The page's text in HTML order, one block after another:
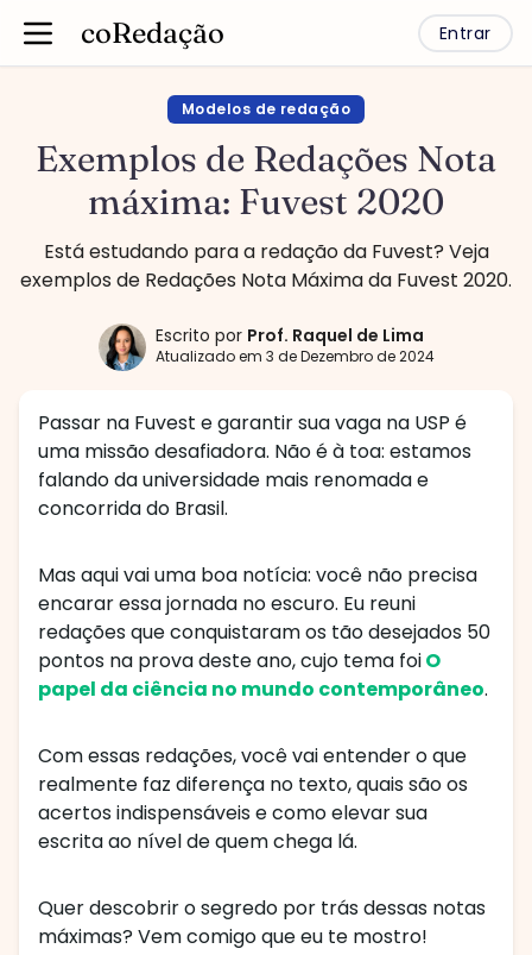
Entrar
coRedação
Modelos de redação
Exemplos de Redações Nota
máxima: Fuvest 2020
Está estudando para a redação da Fuvest? Veja
exemplos de Redações Nota Máxima da Fuvest 2020.
Escrito por Prof. Raquel de Lima
Atualizado em 3 de Dezembro de 2024
Passar na Fuvest e garantir sua vaga na USP é
uma missão desafiadora. Não é à toa: estamos
falando da universidade mais renomada e
concorrida do Brasil.
Mas aqui vai uma boa notícia: você não precisa
encarar essa jornada no escuro. Eu reuni
redações que conquistaram os tão desejados 50
pontos na prova deste ano, cujo tema foiO
papel da ciência no mundo contemporâneo.
Com essas redações, você vai entender o que
realmente faz diferença no texto, quais são os
acertos indispensáveis e como elevar sua
escrita ao nível de quem chega lá.
Quer descobrir o segredo por trás dessas notas
máximas? Vem comigo que eu te mostro!